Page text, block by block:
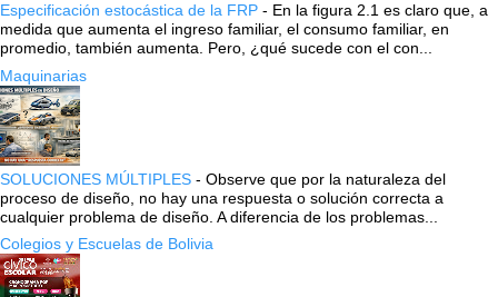
Especificación estocástica de la FRP - En la figura 2.1 es claro que, a
medida que aumenta el ingreso familiar, el consumo familiar, en
promedio, también aumenta. Pero, ¿qué sucede con el con...
Maquinarias
SOLUCIONES MÚLTIPLES - Observe que por la naturaleza del
proceso de diseño, no hay una respuesta o solución correcta a
cualquier problema de diseño. A diferencia de los problemas...
Colegios y Escuelas de Bolivia